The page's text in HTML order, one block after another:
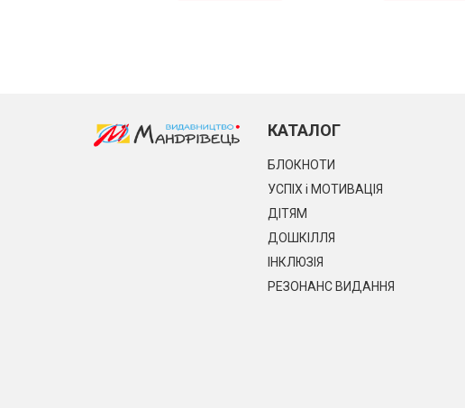
КАТАЛОГ
БЛОКНОТИ
УСПІХ і МОТИВАЦІЯ
ДІТЯМ
ДОШКІЛЛЯ
ІНКЛЮЗІЯ
РЕЗОНАНС ВИДАННЯ